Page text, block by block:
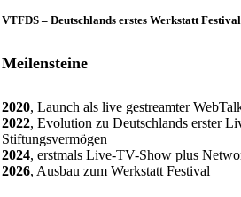
VTFDS – Deutschlands erstes Werkstatt
Meilensteine
2020, Launch als live gestreamter
2022, Evolution zu Deutschlands erster
Stiftungsvermögen
2024, erstmals Live-TV-Show plus
2026, Ausbau zum Werkstatt Festival